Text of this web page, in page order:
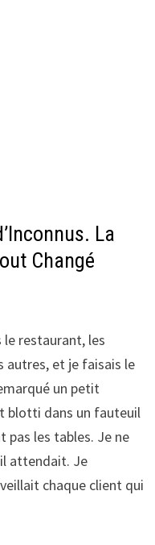
La
Changé
le restaurant, les
autres, et je faisais le
un petit
blotti dans un fauteuil
pas les tables. Je ne
attendait. Je
chaque client qui